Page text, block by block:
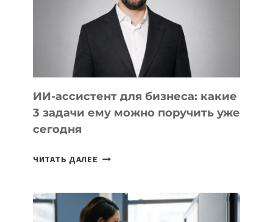
ТЕХНОЛОГИЧЕСКОЕ
ОБРАЗОВАНИЕ
ТАДЖИКИСТАНА
ИИ-ассистент для бизнеса: какие
3 задачи ему можно поручить уже
сегодня
ЧИТАТЬ ДАЛЕЕ ИИ-
БИЗНЕСА:
КАКИЕ